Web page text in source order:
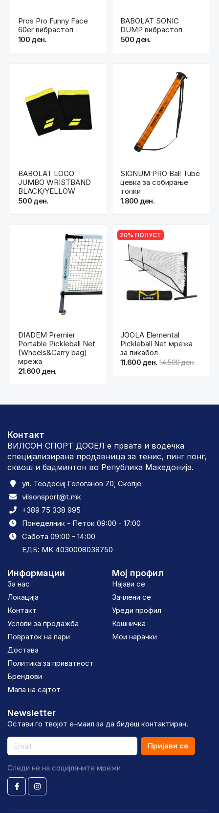
Pros Pro Funny Face
60er вибрастоп
100 ден.
BABOLAT SONIC
DUMP вибрастоп
500 ден.
BABOLAT LOGO
JUMBO WRISTBAND
BLACK/YELLOW
500 ден.
SIGNUM PRO Ball Tube
цевка за собирање
топки
1.800 ден.
DIADEM Premier
Portable Pickleball Net
(Wheels&Carry bag)
мрежа
21.600 ден.
20% ПОПУСТ
JOOLA Elemental
Pickleball Net мрежа
за пикабол
11.600 ден. 14.500 ден.
Контакт
ВИЛСОН СПОРТ ДООЕЛ е првата и водечка
специјализирана продавница за тенис, пинг понг,
сквош и бадминтон во Република Македонија.
ул. Теодосиј Гологанов 70, Скопје
vilsonsport@t.mk
+389 75 338 995
Понеделник - Петок 09:00 - 17:00
Сабота 09:00 - 14:00
ЕДБ: MK 4030008038750
Информации
За нас
Локација
Контакт
Услови за продажба
Повраток на пари
Достава
Политика за приватност
Брендови
Мапа на сајтот
Мој профил
Најави се
Зачлени се
Уреди профил
Кошничка
Мои нарачки
Newsletter
Остави го твојот е-маил за да бидеш контактиран.
Пријави се
Следи не на социјланите мрежи